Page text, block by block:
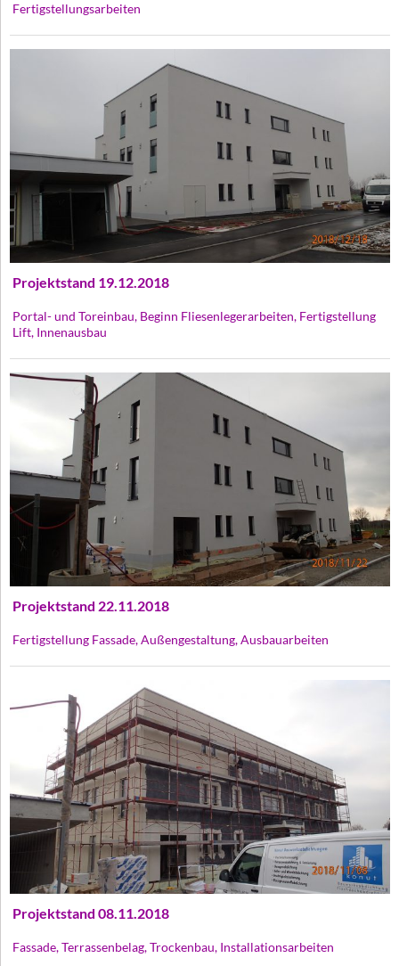
Fertigstellungsarbeiten
Projektstand 19.12.2018
Portal- und Toreinbau, Beginn Fliesenlegerarbeiten, Fertigstellung
Lift, Innenausbau
Projektstand 22.11.2018
Fertigstellung Fassade, Außengestaltung, Ausbauarbeiten
Projektstand 08.11.2018
Fassade, Terrassenbelag, Trockenbau, Installationsarbeiten